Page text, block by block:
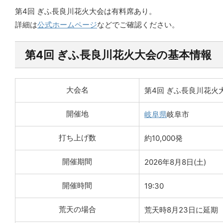
第4回 ぎふ長良川花火大会は有料席あり。
詳細は公式ホームページなどでご確認ください。
第4回 ぎふ長良川花火大会の基本情報
大会名 第4回 ぎふ長良川花火
開催地 岐阜県岐阜市
打ち上げ数 約10,000発
開催期間 2026年8月8日(土)
開催時間 19:30
荒天の場合 荒天時8月23日に延期